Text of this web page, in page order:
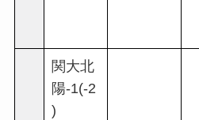
関大北
陽-1(-2
)